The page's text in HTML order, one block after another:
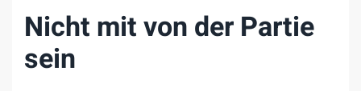
Nicht mit von der Partie
sein